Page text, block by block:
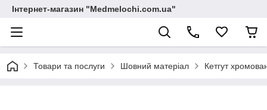
Інтернет-магазин "Medmelochi.com.ua"
Товари та послуги Шовний матеріал Кетгут